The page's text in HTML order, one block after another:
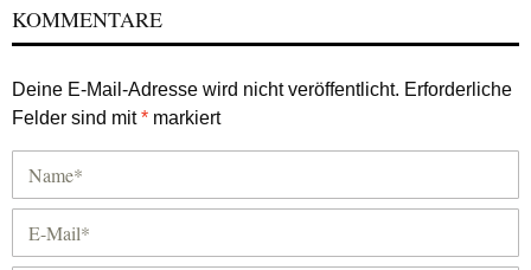
KOMMENTARE
Deine E-Mail-Adresse wird nicht veröffentlicht. Erforderliche
Felder sind mit* markiert